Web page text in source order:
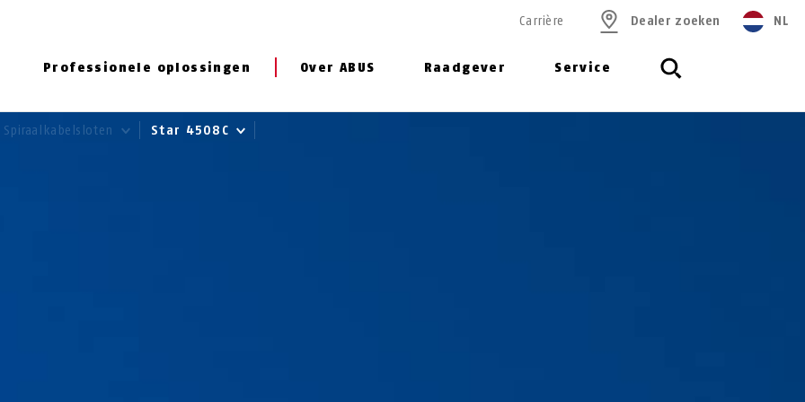
Professionele oplossingen Over ABUS Raadgever Service
Carrière Dealer zoeken NL
Spiraalkabelsloten Star 4508C